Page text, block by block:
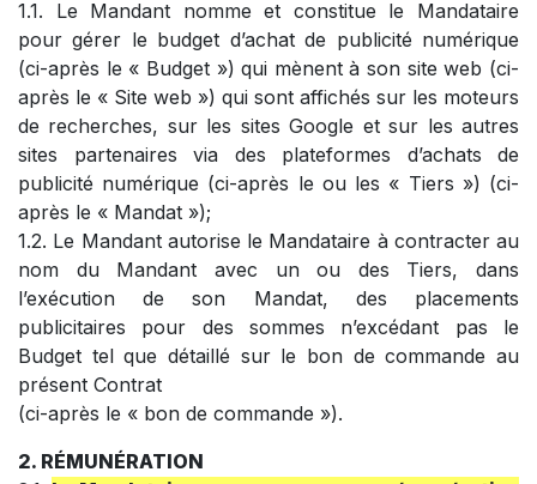
1.1. Le Mandant nomme et constitue le Mandataire
pour gérer le budget d’achat de publicité numérique
(ci-après le « Budget ») qui mènent à son site web (ci-
après le « Site web ») qui sont affichés sur les moteurs
de recherches, sur les sites Google et sur les autres
sites partenaires via des plateformes d’achats de
publicité numérique (ci-après le ou les « Tiers ») (ci-
après le « Mandat »);
1.2. Le Mandant autorise le Mandataire à contracter au
nom du Mandant avec un ou des Tiers, dans
l’exécution de son Mandat, des placements
publicitaires pour des sommes n’excédant pas le
Budget tel que détaillé sur le bon de commande au
présent Contrat
(ci-après le « bon de commande »).
2. RÉMUNÉRATION